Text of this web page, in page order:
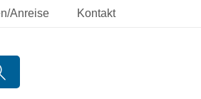
Anreise Kontakt